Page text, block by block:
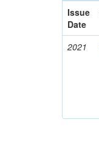
Issue
Date
2021